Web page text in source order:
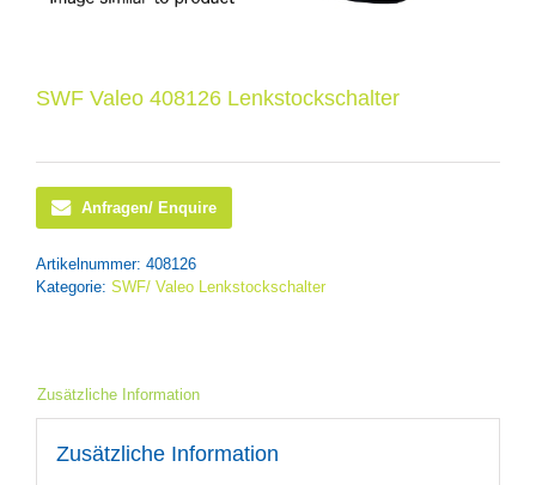
SWF Valeo 408126 Lenkstockschalter
Anfragen/ Enquire
Artikelnummer: 408126
Kategorie: SWF/ Valeo Lenkstockschalter
Zusätzliche Information
Zusätzliche Information